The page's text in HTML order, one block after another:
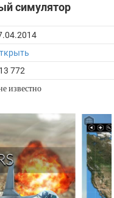
симулятор
772
известно